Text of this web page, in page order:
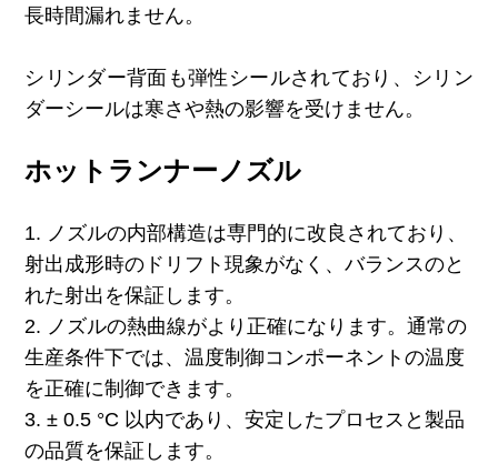
長時間漏れません。
シリンダー背面も弾性シールされており、シリン
ダーシールは寒さや熱の影響を受けません。
ホットランナーノズル
1. ノズルの内部構造は専門的に改良されており、
射出成形時のドリフト現象がなく、バランスのと
れた射出を保証します。
2. ノズルの熱曲線がより正確になります。通常の
生産条件下では、温度制御コンポーネントの温度
を正確に制御できます。
3. ± 0.5 °C 以内であり、安定したプロセスと製品
の品質を保証します。